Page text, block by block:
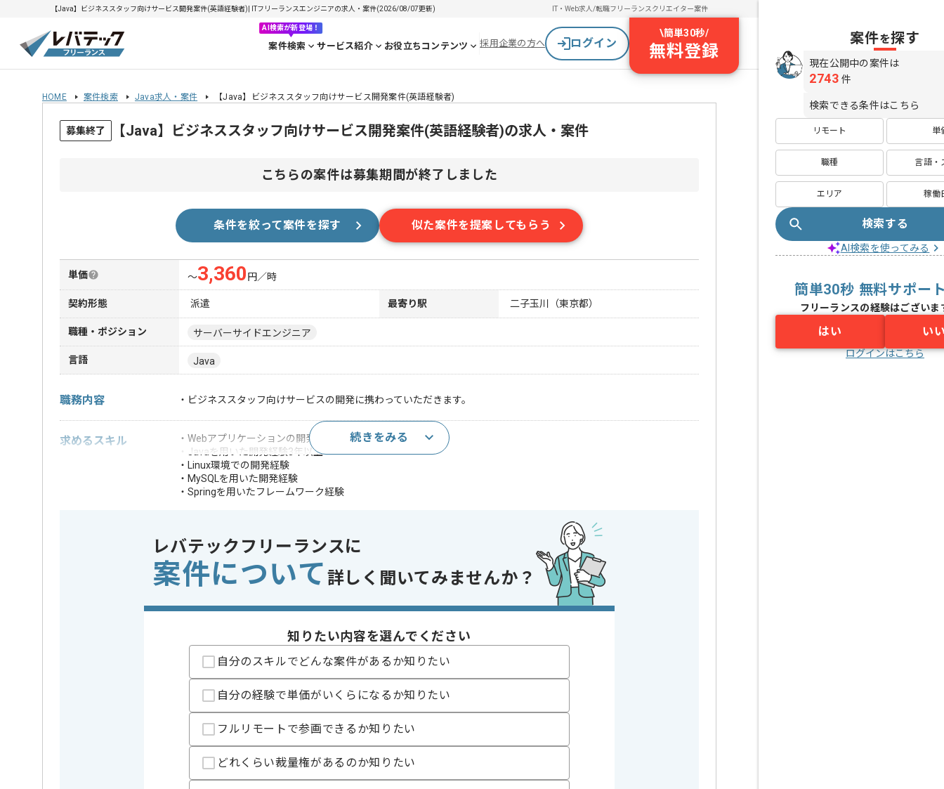
【Java】ビジネススタッフ向けサービス開発案件(英語経験者)| ITフリーランスエンジニアの求人・案件(2026/08/07更新) IT・Web求人/転職フリーランスクリエイター案件
AI検索が新登場！
案件検索 サービス紹介 お役立ちコンテンツ 採用企業の方へ ログイン
\簡単30秒/
無料登録
HOME 案件検索 Java求人・案件 【Java】ビジネススタッフ向けサービス開発案件(英語経験者)
募集終了 【Java】ビジネススタッフ向けサービス開発案件(英語経験者)の求人・案件
こちらの案件は募集期間が終了しました
条件を絞って案件を探す 似た案件を提案してもらう
単価 〜3,360 円／時
契約形態 派遣 最寄り駅 二子玉川（東京都）
職種・ポジション サーバーサイドエンジニア
言語 Java
職務内容 ・ビジネススタッフ向けサービスの開発に携わっていただきます。
求めるスキル
・Webアプリケーションの開発経験
・Javaを用いた開発経験3年以上
・Linux環境での開発経験
・MySQLを用いた開発経験
・Springを用いたフレームワーク経験
歓迎スキル
・Gitを用いた管理システムの基本的な知見
・Angular.jsを用いたフロントエンド開発経験
・JBPMを用いたワークフロー開発経験
・KVSを用いたシステム開発経験
※上記に似た経験やスキルをお持ちであれば申し込み可能なケースもございます！まずはお気軽にご相談ください！
Spring , AngularJS
DB
Linux
統合開発環境
Eclipse
特徴 長期プロジェクト , 外国語を活かす
続きをみる
レバテックフリーランスに
案件について 詳しく聞いてみませんか？
知りたい内容を選んでください
自分のスキルでどんな案件があるか知りたい
自分の経験で単価がいくらになるか知りたい
フルリモートで参画できるか知りたい
どれくらい裁量権があるのか知りたい
案件を探す
現在公開中の案件は
2743 件
検索できる条件はこちら
リモート 単
職種 言語・
エリア 稼働
検索する
AI検索を使ってみる
簡単30秒 無料サポー
フリーランスの経験はございま
はい い
ログインはこちら